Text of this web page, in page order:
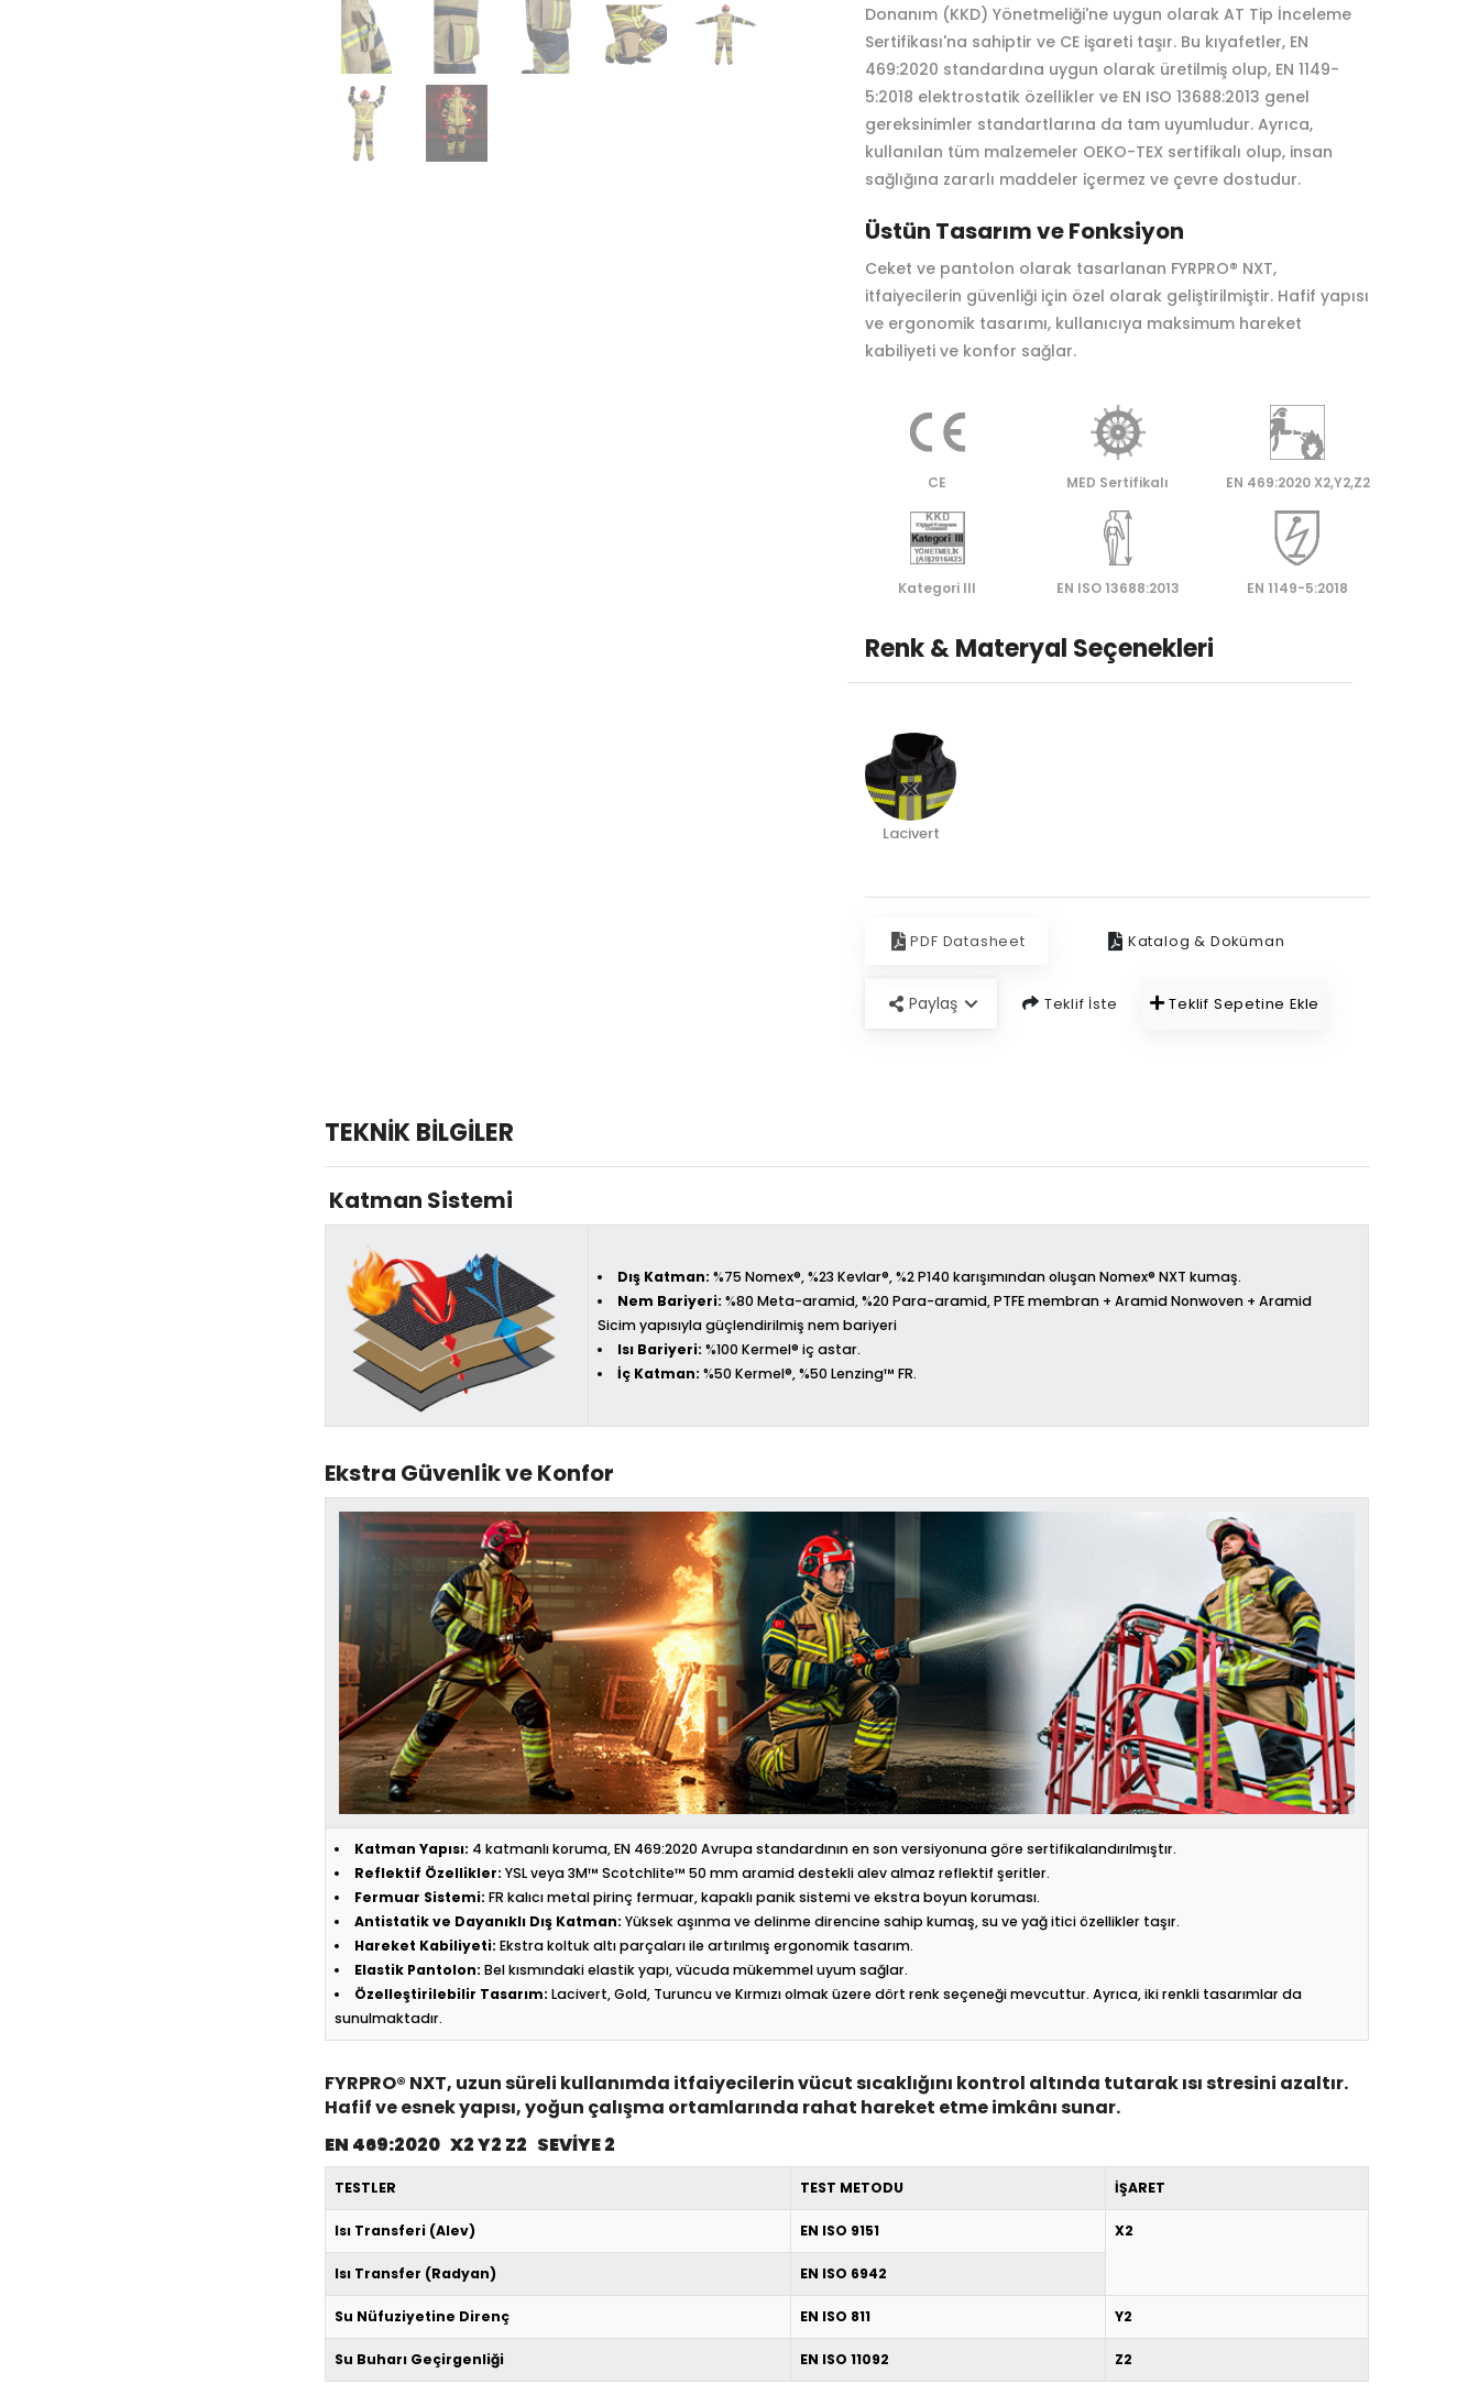
Donanım (KKD) Yönetmeliği'ne uygun olarak AT Tip İnceleme
Sertifikası'na sahiptir ve CE işareti taşır. Bu kıyafetler, EN
469:2020 standardına uygun olarak üretilmiş olup, EN 1149-
5:2018 elektrostatik özellikler ve EN ISO 13688:2013 genel
gereksinimler standartlarına da tam uyumludur. Ayrıca,
kullanılan tüm malzemeler OEKO-TEX sertifikalı olup, insan
sağlığına zararlı maddeler içermez ve çevre dostudur.
Üstün Tasarım ve Fonksiyon
Ceket ve pantolon olarak tasarlanan FYRPRO® NXT,
itfaiyecilerin güvenliği için özel olarak geliştirilmiştir. Hafif yapısı
ve ergonomik tasarımı, kullanıcıya maksimum hareket
kabiliyeti ve konfor sağlar.
CE MED Sertifikalı EN 469:2020 X2,Y2,Z2
Kategori lll EN ISO 13688:2013 EN 1149-5:2018
Renk & Materyal Seçenekleri
Lacivert
PDF Datasheet Katalog & Doküman
Paylaş Teklif İste Teklif Sepetine Ekle
TEKNİK BİLGİLER
Katman Sistemi
Dış Katman: %75 Nomex®, %23 Kevlar®, %2 P140 karışımından oluşan Nomex®️ NXT kumaş.
Nem Bariyeri: %80 Meta-aramid, %20 Para-aramid, PTFE membran + Aramid Nonwoven + Aramid
Sicim yapısıyla güçlendirilmiş nem bariyeri
Isı Bariyeri: %100 Kermel® iç astar.
İç Katman: %50 Kermel®, %50 Lenzing™ FR.
Ekstra Güvenlik ve Konfor
Katman Yapısı: 4 katmanlı koruma, EN 469:2020 Avrupa standardının en son versiyonuna göre sertifikalandırılmıştır.
Reflektif Özellikler: YSL veya 3M™ Scotchlite™ 50 mm aramid destekli alev almaz reflektif şeritler.
Fermuar Sistemi: FR kalıcı metal pirinç fermuar, kapaklı panik sistemi ve ekstra boyun koruması.
Antistatik ve Dayanıklı Dış Katman: Yüksek aşınma ve delinme direncine sahip kumaş, su ve yağ itici özellikler taşır.
Hareket Kabiliyeti: Ekstra koltuk altı parçaları ile artırılmış ergonomik tasarım.
Elastik Pantolon: Bel kısmındaki elastik yapı, vücuda mükemmel uyum sağlar.
Özelleştirilebilir Tasarım: Lacivert, Gold, Turuncu ve Kırmızı olmak üzere dört renk seçeneği mevcuttur. Ayrıca, iki renkli tasarımlar da
sunulmaktadır.
FYRPRO® NXT, uzun süreli kullanımda itfaiyecilerin vücut sıcaklığını kontrol altında tutarak ısı stresini azaltır.
Hafif ve esnek yapısı, yoğun çalışma ortamlarında rahat hareket etme imkânı sunar.
EN 469:2020 X2 Y2 Z2 SEVİYE 2
TESTLER TEST METODU İŞARET
Isı Transferi (Alev) EN ISO 9151 X2
Isı Transfer (Radyan) EN ISO 6942
Su Nüfuziyetine Direnç EN ISO 811 Y2
Su Buharı Geçirgenliği EN ISO 11092 Z2